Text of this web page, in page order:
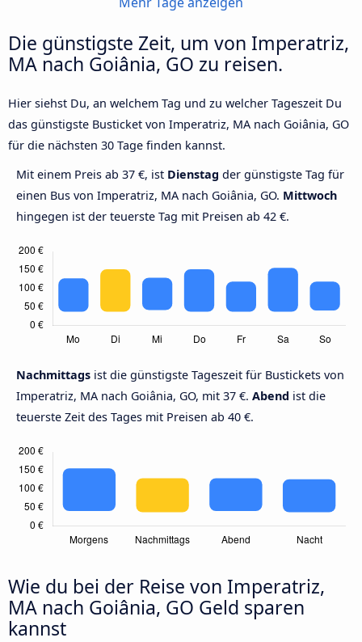
Die günstigste Zeit, um von Imperatriz,
MA nach Goiânia, GO zu reisen.
Hier siehst Du, an welchem Tag und zu welcher Tageszeit Du
das günstigste Busticket von Imperatriz, MA nach Goiânia, GO
für die nächsten 30 Tage finden kannst.
Mit einem Preis ab 37 €, ist Dienstag der günstigste Tag für
einen Bus von Imperatriz, MA nach Goiânia, GO. Mittwoch
hingegen ist der teuerste Tag mit Preisen ab 42 €.
Nachmittags ist die günstigste Tageszeit für Bustickets von
Imperatriz, MA nach Goiânia, GO, mit 37 €. Abend ist die
teuerste Zeit des Tages mit Preisen ab 40 €.
Wie du bei der Reise von Imperatriz,
MA nach Goiânia, GO Geld sparen
kannst